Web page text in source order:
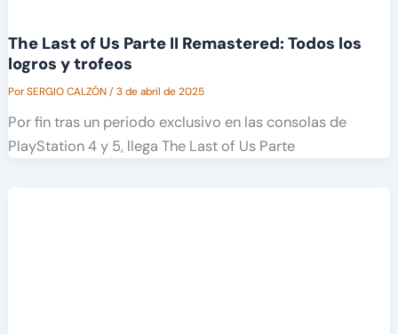
The Last of Us Parte II Remastered: Todos los
logros y trofeos
PorSERGIO CALZÓN/3 de abril de 2025
Por fin tras un periodo exclusivo en las consolas de
PlayStation 4 y 5, llega The Last of Us Parte